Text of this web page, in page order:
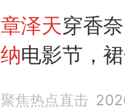
章泽天穿香
纳电影节，
聚焦热点直击